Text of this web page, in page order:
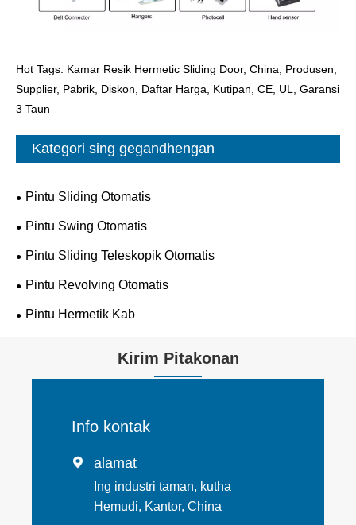
Hot Tags: Kamar Resik Hermetic Sliding Door, China, Produsen,
Supplier, Pabrik, Diskon, Daftar Harga, Kutipan, CE, UL, Garansi
3 Taun
Kategori sing gegandhengan
Pintu Sliding Otomatis
Pintu Swing Otomatis
Pintu Sliding Teleskopik Otomatis
Pintu Revolving Otomatis
Pintu Hermetik Kab
Kirim Pitakonan
Info kontak
 alamat
Ing industri taman, kutha
Hemudi, Kantor, China